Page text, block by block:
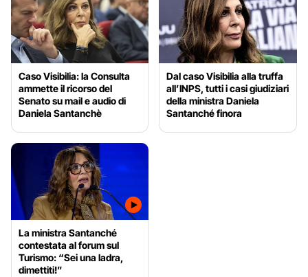
Caso Visibilia: la Consulta
ammette il ricorso del
Senato su mail e audio di
Daniela Santanchè
Dal caso Visibilia alla truffa
all’INPS, tutti i casi giudiziari
della ministra Daniela
Santanché finora
La ministra Santanché
contestata al forum sul
Turismo: “Sei una ladra,
dimettiti!”